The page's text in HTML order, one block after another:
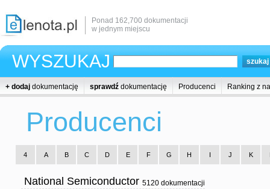
Ponad 162,700 dokumentacji
w jednym miejscu
WYSZUKAJ
+ dodaj dokumentację sprawdź dokumentację Producenci Ranking z
Producenci
4 A B C D E F G H I J K
National Semiconductor 5120 dokumentacji